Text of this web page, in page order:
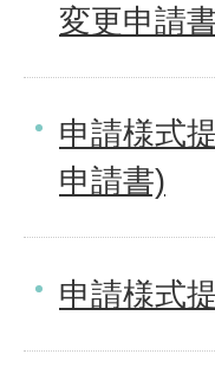
変更申請
申請様式
申請書)
申請様式